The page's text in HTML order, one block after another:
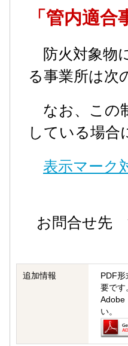
「管内適合
防火対象物
る事業所は次
なお、この
している場合
表示マーク
お問合せ先
追加情報
PDF
要です
Adobe
い。